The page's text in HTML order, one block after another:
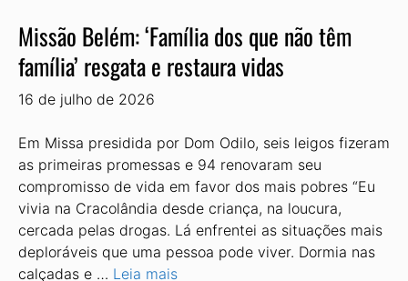
Missão Belém: ‘Família dos que não têm
família’ resgata e restaura vidas
16 de julho de 2026
Em Missa presidida por Dom Odilo, seis leigos fizeram
as primeiras promessas e 94 renovaram seu
compromisso de vida em favor dos mais pobres “Eu
vivia na Cracolândia desde criança, na loucura,
cercada pelas drogas. Lá enfrentei as situações mais
deploráveis que uma pessoa pode viver. Dormia nas
calçadas e … Leia mais